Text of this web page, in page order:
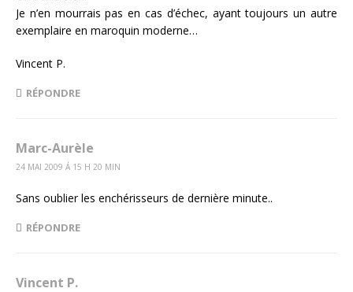
Je n’en mourrais pas en cas d’échec, ayant toujours un autre
exemplaire en maroquin moderne…
Vincent P.
RÉPONDRE
Marc-Aurèle
24 MAI 2009 Á 15 H 20 MIN
Sans oublier les enchérisseurs de dernière minute..
RÉPONDRE
Vincent P.